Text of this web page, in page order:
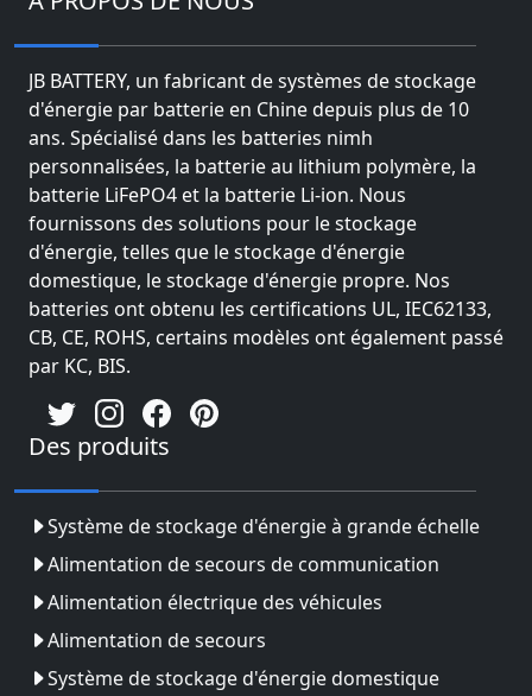
JB BATTERY, un fabricant de systèmes de stockage
d'énergie par batterie en Chine depuis plus de 10
ans. Spécialisé dans les batteries nimh
personnalisées, la batterie au lithium polymère, la
batterie LiFePO4 et la batterie Li-ion. Nous
fournissons des solutions pour le stockage
d'énergie, telles que le stockage d'énergie
domestique, le stockage d'énergie propre. Nos
batteries ont obtenu les certifications UL, IEC62133,
CB, CE, ROHS, certains modèles ont également passé
par KC, BIS.
Des produits
Système de stockage d'énergie à grande échelle
Alimentation de secours de communication
Alimentation électrique des véhicules
Alimentation de secours
Système de stockage d'énergie domestique